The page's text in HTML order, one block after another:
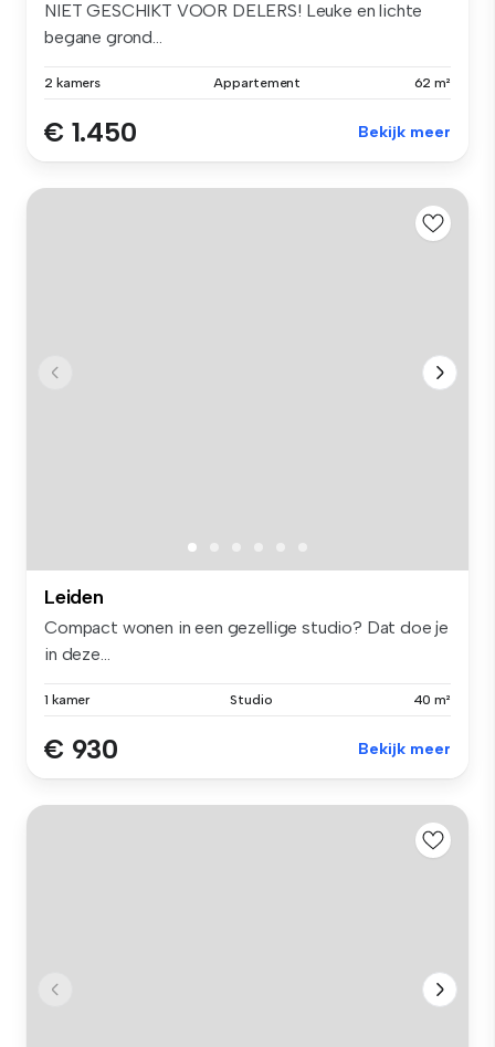
NIET GESCHIKT VOOR DELERS! Leuke en lichte
begane grond...
2 kamers Appartement 62 m²
€ 1.450 Bekijk meer
Leiden
Compact wonen in een gezellige studio? Dat doe je
in deze...
1 kamer Studio 40 m²
€ 930 Bekijk meer